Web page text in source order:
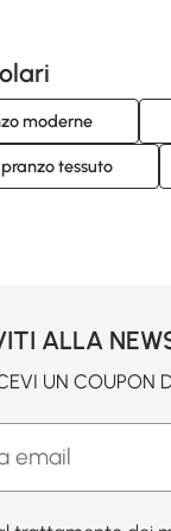
moderne
tessuto
ALLA
UN COUPON